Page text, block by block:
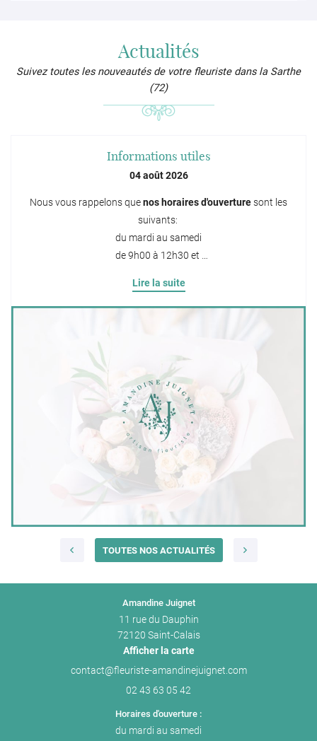
Actualités
Suivez toutes les nouveautés de votre fleuriste dans la Sarthe
(72)
Informations utiles
04 août 2026
Nous vous rappelons quenos horaires d'ouverturesont les
suivants:
du mardi au samedi
de 9h00 à 12h30 et
dimanche
de 9h00 à 12h30Vous pouvez retrouver tous nos produits sur
Pour toutes questions, n'hésitez pas à nous contacter via
notre formulaire de contact ou par téléphone au
42
Pensez à nous ajouter ( contact@fleuriste-
amandinejuignet.com) à vos adresses pour faciliter nos
échanges.
Nous vous souhaitons une agréable visite sur notre site, à
L'équipe de Amandine Juignet
Lire la suite
TOUTES NOS ACTUALITÉS
Amandine Juignet
11 rue du Dauphin
72120 Saint-Calais
Afficher la carte
02 43 63 05 42
Horaires d'ouverture :
du mardi au samedi